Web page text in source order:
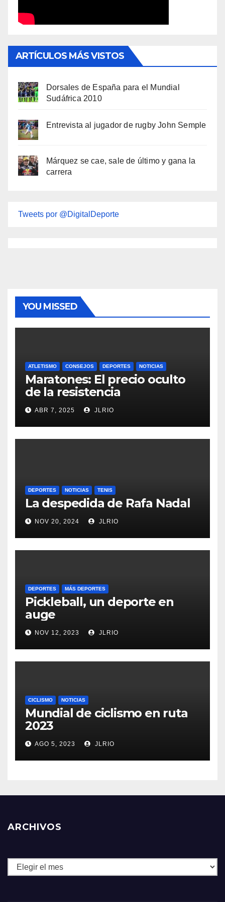
ARTÍCULOS MÁS VISTOS
Dorsales de España para el Mundial
Sudáfrica 2010
Entrevista al jugador de rugby John Semple
Márquez se cae, sale de último y gana la
carrera
Tweets por @DigitalDeporte
YOU MISSED
ATLETISMO CONSEJOS DEPORTES NOTICIAS
Maratones: El precio oculto
de la resistencia
ABR 7, 2025 JLRIO
DEPORTES NOTICIAS TENIS
La despedida de Rafa Nadal
NOV 20, 2024 JLRIO
DEPORTES MÁS DEPORTES
Pickleball, un deporte en
auge
NOV 12, 2023 JLRIO
CICLISMO NOTICIAS
Mundial de ciclismo en ruta
2023
AGO 5, 2023 JLRIO
ARCHIVOS
Archivos